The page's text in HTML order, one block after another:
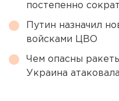
постепенно
Путин назначил
войсками ЦВО
Чем опасны
Украина